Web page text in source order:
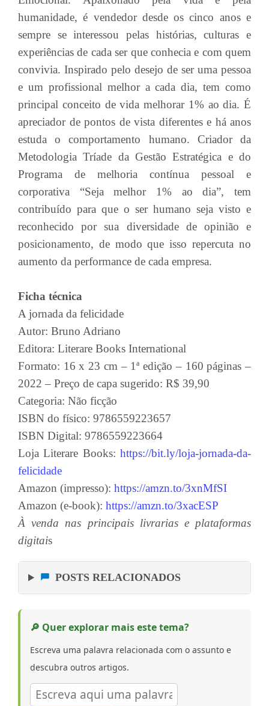
humanidade, é vendedor desde os cinco anos e
sempre se interessou pelas histórias, culturas e
experiências de cada ser que conhecia e com quem
convivia. Inspirado pelo desejo de ser uma pessoa
e um profissional melhor a cada dia, tem como
principal conceito de vida melhorar 1% ao dia. É
apreciador de pontos de vista diferentes e há anos
estuda o comportamento humano. Criador da
Metodologia Tríade da Gestão Estratégica e do
Programa de melhoria contínua pessoal e
corporativa “Seja melhor 1% ao dia”, tem
contribuído para que o ser humano seja visto e
reconhecido por sua diversidade de opinião e
posicionamento, de modo que isso repercuta no
aumento da performance de cada empresa.
Ficha técnica
A jornada da felicidade
Autor: Bruno Adriano
Editora: Literare Books International
Formato: 16 x 23 cm – 1ª edição – 160 páginas –
2022 – Preço de capa sugerido: R$ 39,90
Categoria: Não ficção
ISBN do físico: 9786559223657
ISBN Digital: 9786559223664
Loja Literare Books: https://bit.ly/loja-jornada-da-
felicidade
Amazon (impresso): https://amzn.to/3xnMfSI
Amazon (e-book): https://amzn.to/3xacESP
À venda nas principais livrarias e plataformas
digitais
POSTS RELACIONADOS
🔎 Quer explorar mais este tema?
Escreva uma palavra relacionada com o assunto e
descubra outros artigos.